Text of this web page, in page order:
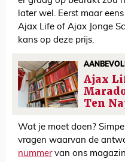
later wel. Eerst maar
Ajax Life of Ajax Jonge
kans op deze prijs.
Ajax
Ten
Wat je moet doen?
vragen waarvan de
nummervan ons